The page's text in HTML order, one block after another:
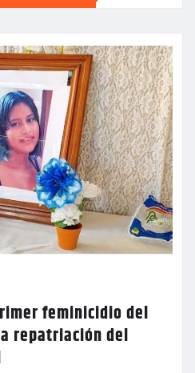
feminicidio del
repatriación del